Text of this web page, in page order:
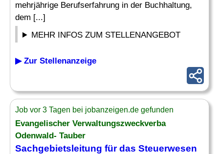
mehrjährige Berufserfahrung in der Buchhaltung,
dem [...]
MEHR INFOS ZUM STELLENANGEBOT
▶ Zur Stellenanzeige
Job vor 3 Tagen bei jobanzeigen.de gefunden
Evangelischer Verwaltungszweckverba
Odenwald- Tauber
Sachgebietsleitung für das Steuerwesen